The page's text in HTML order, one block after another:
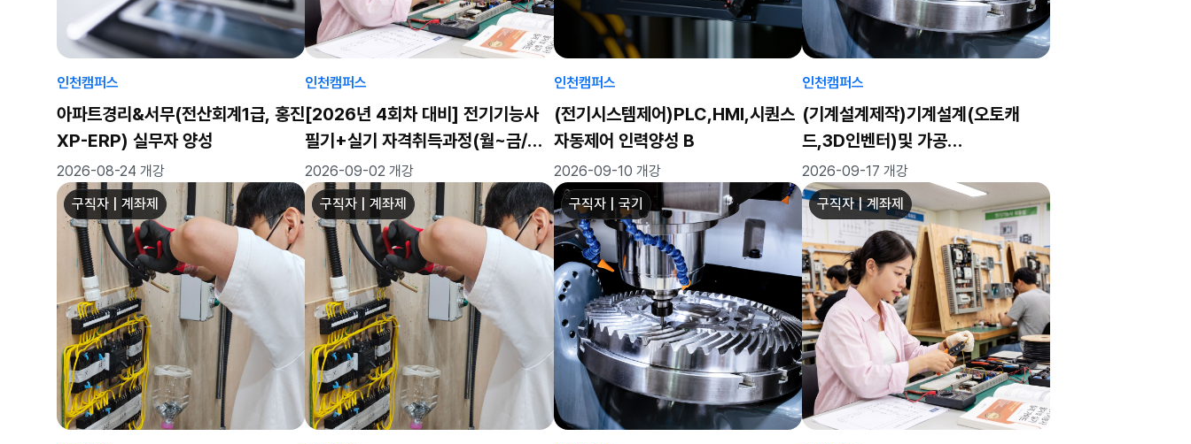
인천캠퍼스
아파트경리&서무(전산회계1급, 홍진
XP-ERP) 실무자 양성
2026-08-24 개강
인천캠퍼스
[2026년 4회차 대비] 전기기능사
필기+실기 자격취득과정(월~금/화
목)
2026-09-02 개강
인천캠퍼스
(전기시스템제어)PLC,HMI,시퀀스
자동제어 인력양성 B
2026-09-10 개강
인천캠퍼스
(기계설계제작)기계설계(오토캐
드,3D인벤터)및 가공
(CAM,CNC,MCT)실무자 양성 C
2026-09-17 개강
구직자 | 계좌제
구직자 | 계좌제 구직자 | 국기 구직자 | 계좌제